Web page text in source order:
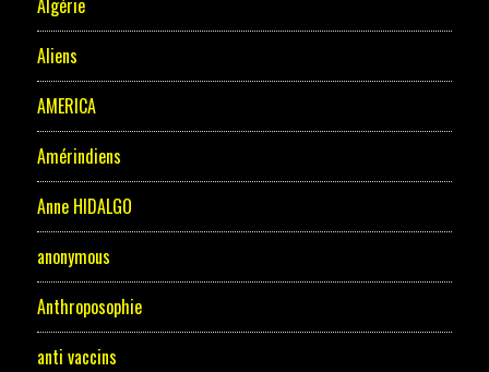
Algérie
Aliens
AMERICA
Amérindiens
Anne HIDALGO
anonymous
Anthroposophie
anti vaccins